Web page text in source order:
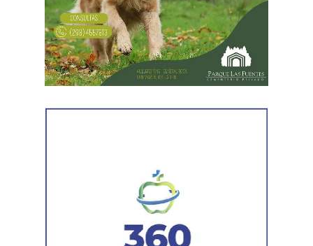
figuraba inscripto en actividades vinculadas con
servicios gastronómicos, asesoramiento y gestión
empresarial.También registró vehículos a su nombre.
Luego llegaron los datos de la Municipalidad de
habilitación comercial vigente para un establecimiento
La Agencia de Recaudación y Control Aduanero sumó
más piezas. Según la sentencia,
el progenitor aparecía
registrado como socio, gerente o administrador en